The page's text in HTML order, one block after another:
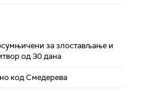
за злостављање и
од 30 дана
код Смедерева